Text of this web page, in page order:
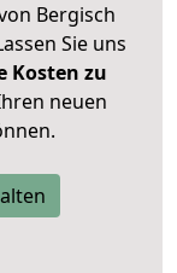
Bergisch
Sie uns
Kosten zu
neuen